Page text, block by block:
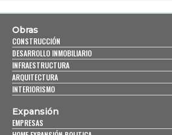
Obras
CONSTRUCCIÓN
DESARROLLO INMOBILIARIO
INFRAESTRUCTURA
ARQUITECTURA
INTERIORISMO
Expansión
EMPRESAS